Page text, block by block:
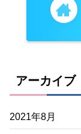
アーカイブ
2021年8月